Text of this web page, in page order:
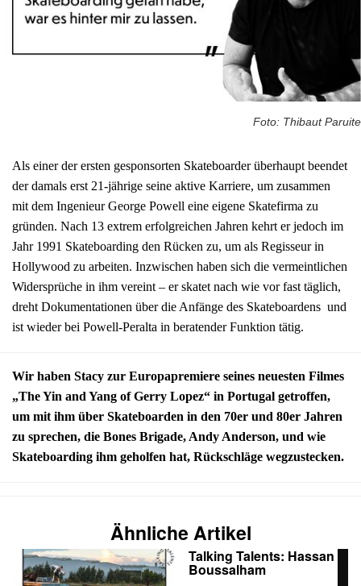
Foto: Thibaut Paruite
Als einer der ersten gesponsorten Skateboarder überhaupt beendet
der damals erst 21-jährige seine aktive Karriere, um zusammen
mit dem Ingenieur George Powell eine eigene Skatefirma zu
gründen. Nach 13 extrem erfolgreichen Jahren kehrt er jedoch im
Jahr 1991 Skateboarding den Rücken zu, um als Regisseur in
Hollywood zu arbeiten. Inzwischen haben sich die vermeintlichen
Widersprüche in ihm vereint – er skatet nach wie vor fast täglich,
dreht Dokumentationen über die Anfänge des Skateboardens und
ist wieder bei Powell-Peralta in beratender Funktion tätig.
Wir haben Stacy zur Europapremiere seines neuesten Filmes
„The Yin and Yang of Gerry Lopez“ in Portugal getroffen,
um mit ihm über Skateboarden in den 70er und 80er Jahren
zu sprechen, die Bones Brigade, Andy Anderson, und wie
Skateboarding ihm geholfen hat, Rückschläge wegzustecken.
Ähnliche Artikel
Talking Talents: Hassan
Boussalham